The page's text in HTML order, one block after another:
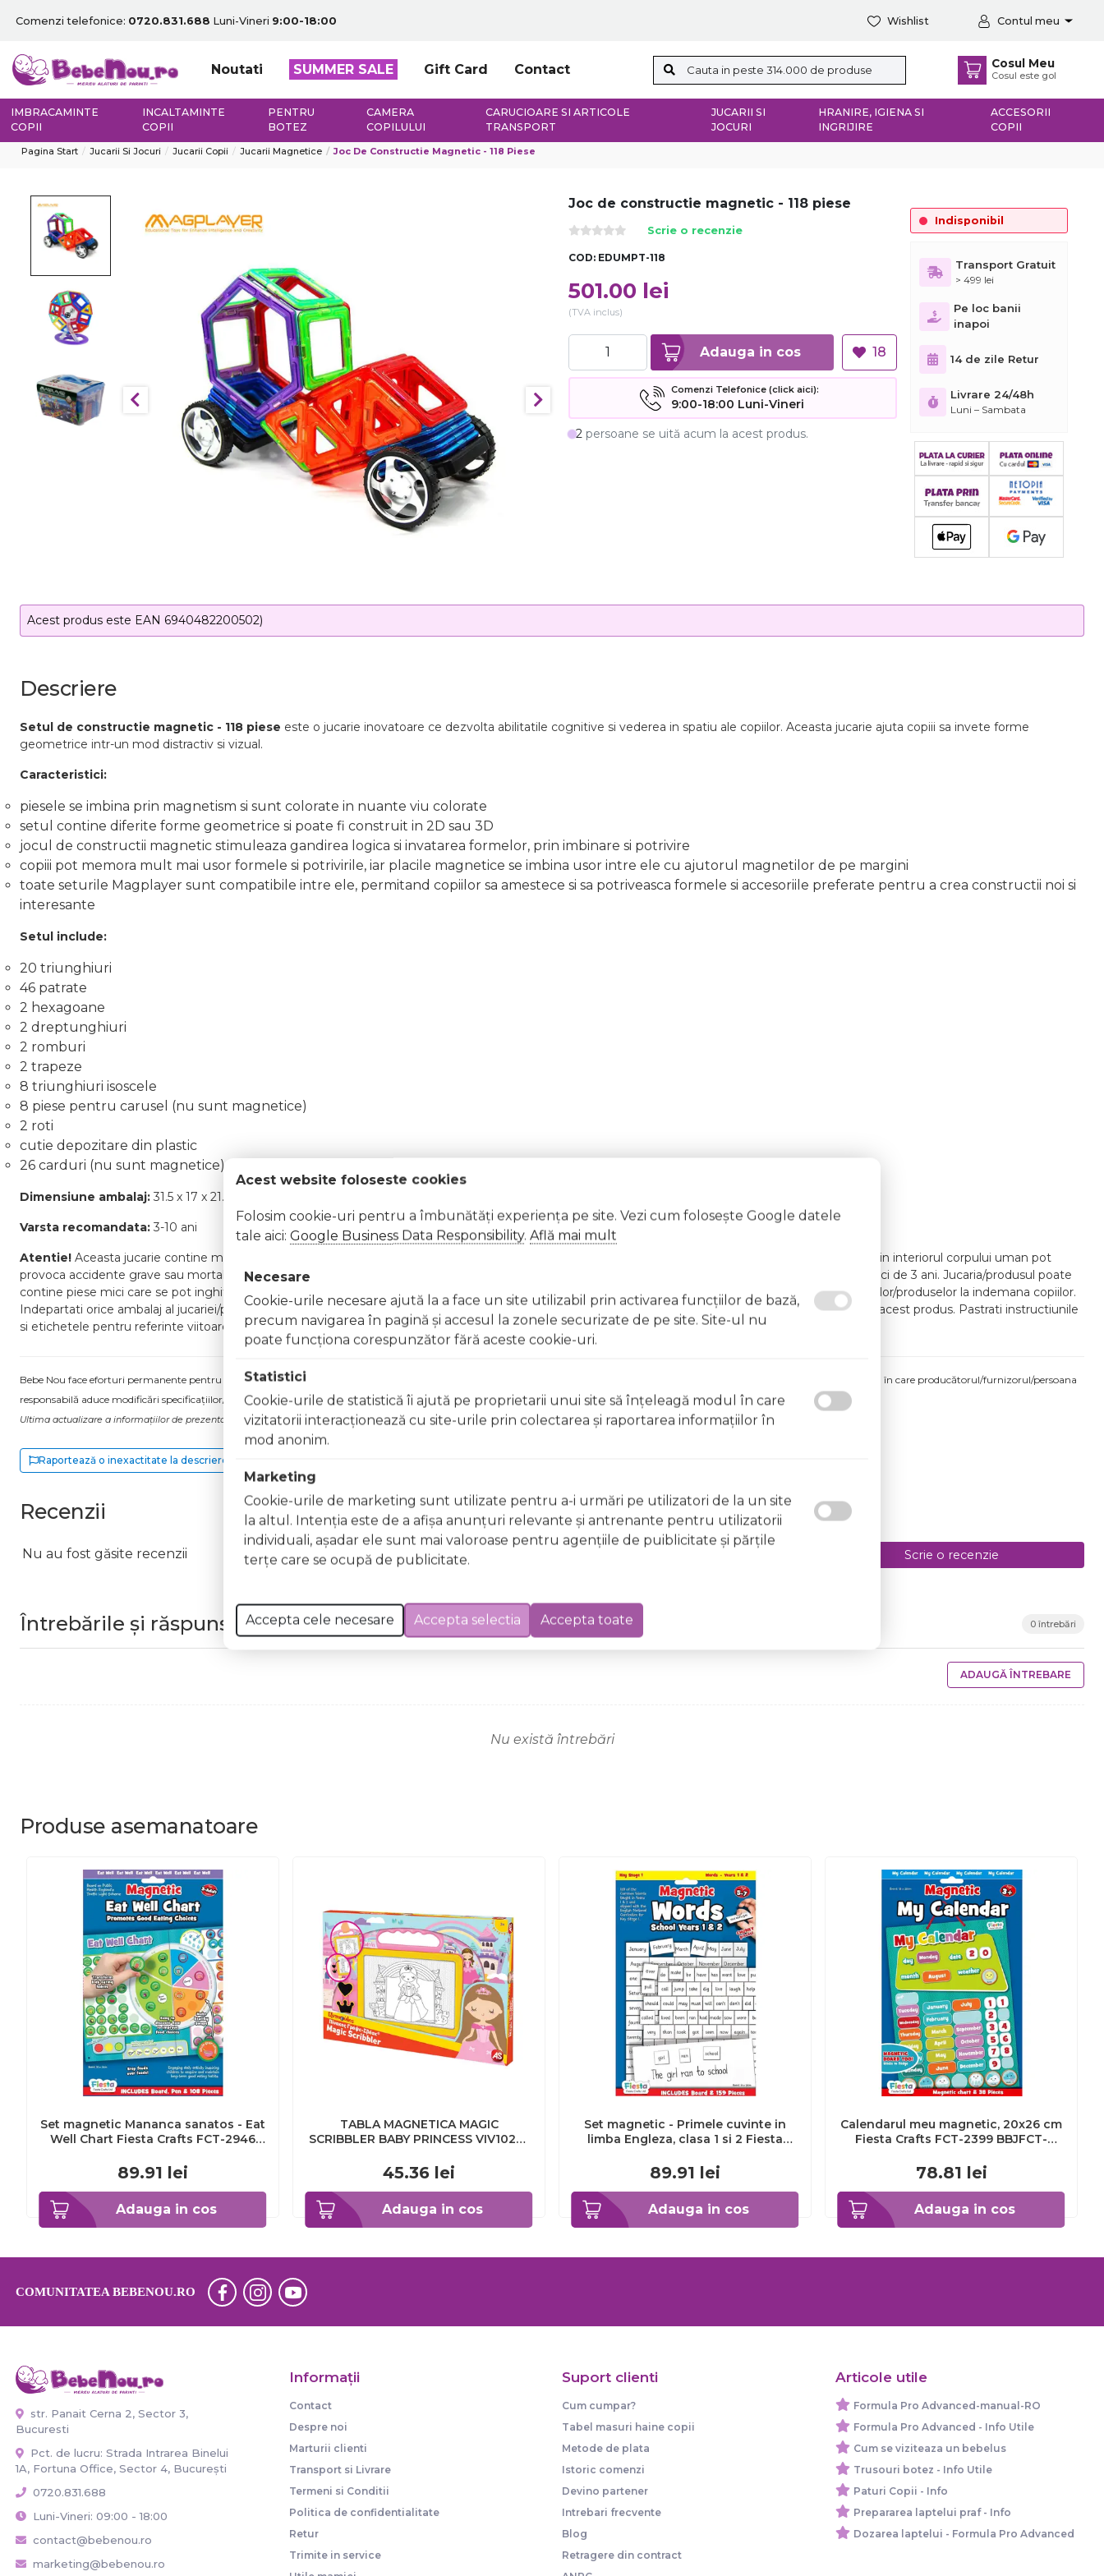
Comenzi telefonice: 0720.831.688 Luni-Vineri 9:00-18:00 Wishlist Contul meu
Noutati SUMMER SALE Gift Card Contact Cosul Meu
Cosul este gol
IMBRACAMINTE
COPII
INCALTAMINTE
COPII
PENTRU
BOTEZ
CAMERA
COPILULUI
CARUCIOARE SI ARTICOLE
TRANSPORT
JUCARII SI
JOCURI
HRANIRE, IGIENA SI
INGRIJIRE
ACCESORII
COPII
Pagina Start Jucarii Si Jocuri Jucarii Copii Jucarii Magnetice Joc De Constructie Magnetic - 118 Piese
Joc de constructie magnetic - 118 piese
Scrie o recenzie
COD: EDUMPT-118
501.00 lei
(TVA inclus)
Adauga in cos 18
Comenzi Telefonice (click aici):
9:00-18:00 Luni-Vineri
2 persoane se uită acum la acest produs.
Indisponibil
Transport Gratuit
> 499 lei
Pe loc banii
inapoi
14 de zile Retur
Livrare 24/48h
Luni – Sambata
Acest produs este EAN 6940482200502)
Descriere
Setul de constructie magnetic - 118 piese este o jucarie inovatoare ce dezvolta abilitatile cognitive si vederea in spatiu ale copiilor. Aceasta jucarie ajuta copiii sa invete forme
geometrice intr-un mod distractiv si vizual.
Caracteristici:
piesele se imbina prin magnetism si sunt colorate in nuante viu colorate
setul contine diferite forme geometrice si poate fi construit in 2D sau 3D
jocul de constructii magnetic stimuleaza gandirea logica si invatarea formelor, prin imbinare si potrivire
copiii pot memora mult mai usor formele si potrivirile, iar placile magnetice se imbina usor intre ele cu ajutorul magnetilor de pe margini
toate seturile Magplayer sunt compatibile intre ele, permitand copiilor sa amestece si sa potriveasca formele si accesoriile preferate pentru a crea constructii noi si
interesante
Setul include:
20 triunghiuri
46 patrate
2 hexagoane
2 dreptunghiuri
2 romburi
2 trapeze
8 triunghiuri isoscele
8 piese pentru carusel (nu sunt magnetice)
2 roti
cutie depozitare din plastic
26 carduri (nu sunt magnetice)
Dimensiune ambalaj: 31.5 x 17 x 21.5 cm
Varsta recomandata: 3-10 ani
Atentie! Aceasta jucarie contine magneti sau componenete magnetice. Magnetii care se lipesc unul de celalalt sau se ataseaza de un obiect metalic in interiorul corpului uman pot
provoca accidente grave sau mortale. Cereti imediat asistenta medicala in cazul in care magnetii sunt inghititi sau inhalati. Contraindicat copiilor mai mici de 3 ani. Jucaria/produsul poate
contine piese mici care se pot inghiti sau inhala existand pericolul de sufocare sau nu este potrivita copiilor mai mici de 3 ani. Nu lasati ambalajele jucariilor/produselor la indemana copiilor.
Indepartati orice ambalaj al jucariei/produsului inainte de a da jucaria/produsul copilului. Va rugam sa supravegheati copilul in timp ce se joaca/foloseste acest produs. Pastrati instructiunile
si etichetele pentru referinte viitoare. Pastrati jucaria/produsul departe de foc, feriti jucaria/produsul de temperaturi ridicate si umiditate.
Bebe Nou face eforturi permanente pentru a păstra informațiile actualizate. Excepții pentru care informațiile prezentate pot fi diferite față de cele ale produsului comandat pot fi acelea în care producătorul/furnizorul/persoana
responsabilă aduce modificări specificațiilor/etichetei acestuia, fără a ne informa în prealabil. În cazul apariției unor diferențe, prevalează informația de pe etichetele produsului fizic.
Ultima actualizare a informațiilor de prezentare pentru Joc de constructie magnetic - 118 piese a fost efectuată la data de 06.08.2026
Raportează o inexactitate la descriere
Recenzii
Nu au fost găsite recenzii Scrie o recenzie
Întrebările și răspunsurile clienților 0 întrebări
ADAUGĂ ÎNTREBARE
Nu există întrebări
Produse asemanatoare
Adauga in cos
Set magnetic Mananca sanatos - Eat
Well Chart Fiesta Crafts FCT-2946
89.91 lei
Adauga in cos
TABLA MAGNETICA MAGIC
SCRIBBLER BABY PRINCESS VIV1028-
45.36 lei
Adauga in cos
Set magnetic - Primele cuvinte in
limba Engleza, clasa 1 si 2 Fiesta
89.91 lei
Adauga in cos
Calendarul meu magnetic, 20x26 cm
Fiesta Crafts FCT-2399 BBJFCT-
78.81 lei
COMUNITATEA BEBENOU.RO
str. Panait Cerna 2, Sector 3,
Bucuresti
Pct. de lucru: Strada Intrarea Binelui
1A, Fortuna Office, Sector 4, București
0720.831.688
Luni-Vineri: 09:00 - 18:00
contact@bebenou.ro
marketing@bebenou.ro
Informaţii
Contact
Despre noi
Marturii clienti
Transport si Livrare
Termeni si Conditii
Politica de confidentialitate
Retur
Trimite in service
Suport clienti
Cum cumpar?
Tabel masuri haine copii
Metode de plata
Istoric comenzi
Devino partener
Intrebari frecvente
Blog
Retragere din contract
Articole utile
Formula Pro Advanced-manual-RO
Formula Pro Advanced - Info Utile
Cum se viziteaza un bebelus
Trusouri botez - Info Utile
Paturi Copii - Info
Prepararea laptelui praf - Info
Dozarea laptelui - Formula Pro Advanced
Acest website foloseste cookies
Folosim cookie-uri pentru a îmbunătăți experiența pe site. Vezi cum folosește Google datele
tale aici: Google Business Data Responsibility. Află mai mult
Necesare
Cookie-urile necesare ajută la a face un site utilizabil prin activarea funcţiilor de bază,
precum navigarea în pagină şi accesul la zonele securizate de pe site. Site-ul nu
poate funcţiona corespunzător fără aceste cookie-uri.
Statistici
Cookie-urile de statistică îi ajută pe proprietarii unui site să înţeleagă modul în care
vizitatorii interacţionează cu site-urile prin colectarea şi raportarea informaţiilor în
mod anonim.
Marketing
Cookie-urile de marketing sunt utilizate pentru a-i urmări pe utilizatori de la un site
la altul. Intenţia este de a afişa anunţuri relevante şi antrenante pentru utilizatorii
individuali, aşadar ele sunt mai valoroase pentru agenţiile de puiblicitate şi părţile
terţe care se ocupă de publicitate.
Accepta cele necesare Accepta selectia Accepta toate